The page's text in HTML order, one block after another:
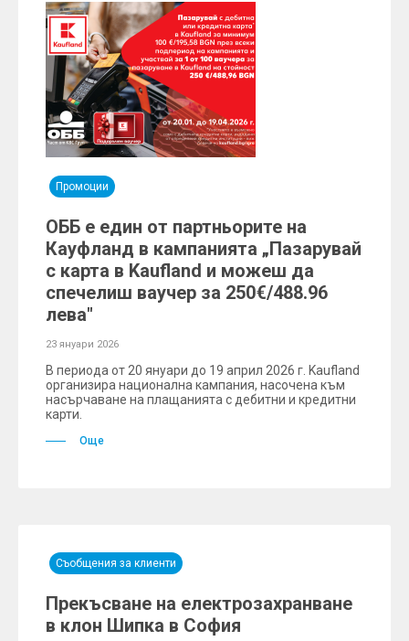
Промоции
ОББ е един от партньорите на
Кауфланд в кампанията „Пазарувай
с карта в Kaufland и можеш да
спечелиш ваучер за 250€/488.96
лева"
23 януари 2026
В периода от 20 януари до 19 април 2026 г. Kaufland
организира национална кампания, насочена към
насърчаване на плащанията с дебитни и кредитни
карти.
Още
Съобщения за клиенти
Прекъсване на електрозахранване
в клон Шипка в София